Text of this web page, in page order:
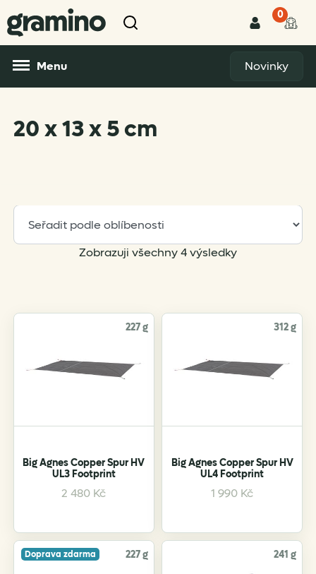
0
Menu Novinky
20 x 13 x 5 cm
Zobrazuji všechny 4 výsledkySorted
227 g
Big Agnes Copper Spur HV
UL3 Footprint
2 480 Kč
312 g
Big Agnes Copper Spur HV
UL4 Footprint
1 990 Kč
Doprava zdarma 227 g 241 g